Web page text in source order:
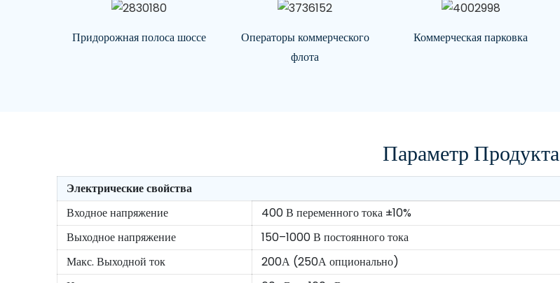
Придорожная полоса шоссе
Операторы коммерческого
флота
Коммерческая парковка
Параметр Продукта
Электрические свойства
Входное напряжение
400 В переменного тока ±10%
Выходное напряжение
150–1000 В постоянного тока
Макс. Выходной ток
200А (250А опционально)